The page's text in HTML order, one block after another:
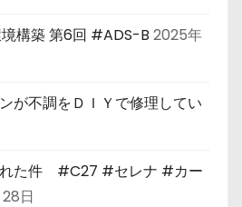
構築 第6回 #ADS-B 2025年
が不調をＤＩＹで修理してい
れた件 #C27 #セレナ #カー
日